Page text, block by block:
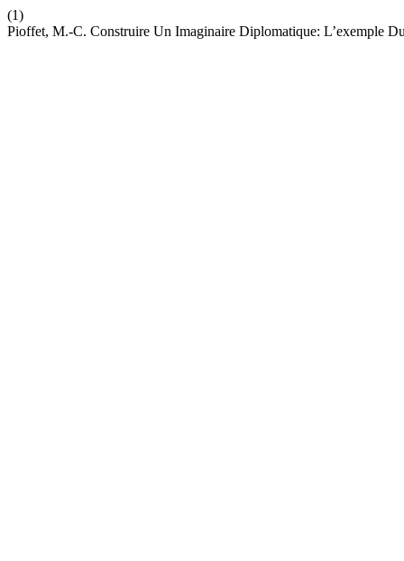
(1)
Pioffet, M.-C. Construire Un Imaginaire Diplomatique: L’exemple